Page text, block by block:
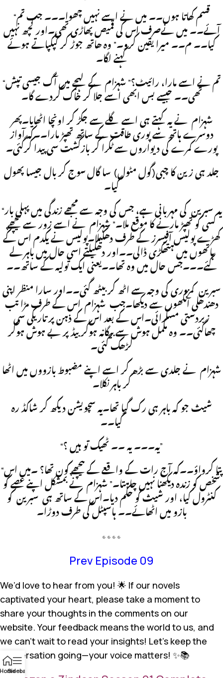
“قسم کھاتا ہوں۔۔ میں نے اسے نہیں چھوا۔۔۔ جب تم
آئے۔۔ میں نےصرف اس کی قمیص پھاڑی تھی۔اور کچھ نہیں
کیا۔۔ م۔۔ میرا یقین کرو۔” وہ ھاتھ جوڑ کر کپکپاتے ہوئے
کہنے لگا۔
“تم نے اسے مارا، رائیٹ؟” شہزام کے لہجے میں آگ جیسی تپش
تھی۔۔ جیسے بس ابھی اسے جلا کر خاک کردے گا۔
شہزام نے یہ کہتے ہی اسے گلے سے جکڑ کر اونچا اٹھایا۔پھر
دوسرے ہاتھ سے پوری طاقت کے ساتھ تھپڑ مارا۔۔کہ آواز
پورے کمرے کی دیواروں سے ٹکرا کر بازگشت سی پیدا کرگئی۔
جلد ہی زین کا چبی(گول مٹول) سا گال سوج کر بال جیسا پھول
گیا۔
“یہ سبرین کی مہربانی ہے، جس کی وجہ سے مجھے زندگی میں پہلی بار
کسی کو تھپڑ مارنے کا موقع ملا۔” شہزام نے اسے زور سے پیچھے
کھڑے پولیس آفیسرز کے طرف دھکیلا۔پولیس نے یکدم اس کے
ہاتھوں میں ہتھکڑی ڈالی۔۔اور دھکیلتے اسی حال میں باہر لے
گئے۔۔۔جس حال میں وہ تھا۔۔یعنی ایک تولیہ کے ساتھ۔۔
سبرین کمزوری کی وجہ سے اٹھ کر بیٹھ گئی۔۔اور سارا منظر اپنی
دھندھلی آنکھوں سے دیکھا۔جب شہزام اس کے طرف مڑا تب
زبردستی مسکرائی۔اس کے بعد اس کے ذہن پر تاریکی سی
چھاگئی۔۔ وہ مکمل ہوش سے بیگانہ ہوکر بیڈ پر بے ہوش ہوکر
لڑھک گئی۔
شہزام نے جلدی سے بڑھ کر اسے اپنے مضبوط بازووں میں اٹھا
کر باہر نکلا۔
شیث جو کہ باہر ہی رک گیا تھا۔یہ سچویشن دیکھ کر شاکڈ رہ
گیا۔۔
“یہ۔۔۔ یہ ۔۔ ٹھیک تو ہیں ؟”
“پتا کرواؤ۔۔کہ آج رات کے واقعے کے پیچھے کون تھا؟ ۔میں اس
شخص کو زندہ دیکھنا نہیں چاہتا۔” شہزام نے بمشکل اپنے غصے کو
کنٹرول کیا، اور شیث کو حکم دیا۔اس کے ساتھ ہی سبرین کو
بازو میں اٹھائے۔۔ ہاسپٹل کی طرف دوڑا۔
٭٭٭٭
Prev Episode 09
We’d love to hear from you! 🌟 If our novels
captivated your heart, please take a moment to
share your thoughts in the comments on our
website. Your feedback means the world to us, and
we can’t wait to read your insights! Let’s keep the
conversation going—your voice matters! ✨📚
HomeSidebar